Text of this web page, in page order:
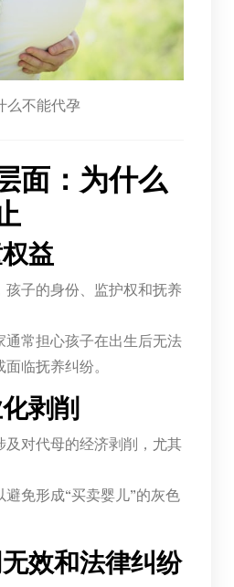
么不能代孕
面：为什么
益
孩子的身份、监护权和抚养
通常担心孩子在出生后无法
临抚养纠纷。
剥削
及对代母的经济剥削，尤其
免形成“买卖婴儿”的灰色
效和法律纠纷